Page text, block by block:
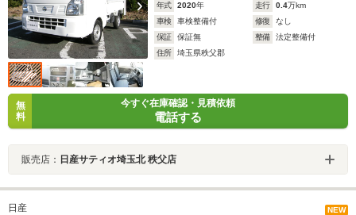
年式 2020年 走行 0.4万km
車検
車検整備付 修復
なし
保証
保証無 整備
法定整備付
住所
埼玉県秩父郡
無
料
今すぐ在庫確認・見積依頼
電話する
販売店： 日産サティオ埼玉北 秩父店
日産 NEW